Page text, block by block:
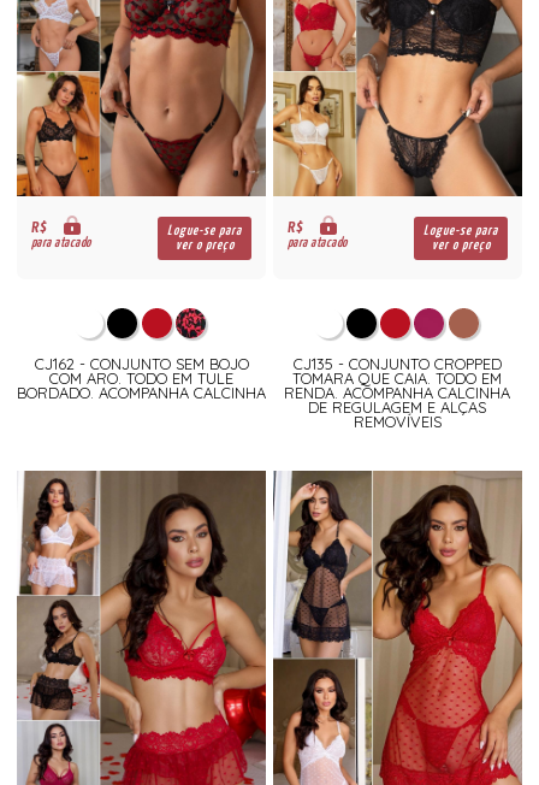
R$
para atacado
Logue-se para
ver o preço
CJ162 - CONJUNTO SEM BOJO
COM ARO. TODO EM TULE
BORDADO. ACOMPANHA CALCINHA
R$
para atacado
Logue-se para
ver o preço
CJ135 - CONJUNTO CROPPED
TOMARA QUE CAIA. TODO EM
RENDA. ACOMPANHA CALCINHA
DE REGULAGEM E ALÇAS
REMOVÍVEIS